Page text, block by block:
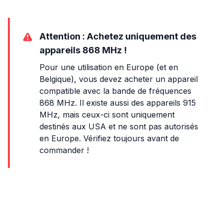
Attention : Achetez uniquement des
appareils 868 MHz !
Pour une utilisation en Europe (et en
Belgique), vous devez acheter un appareil
compatible avec la bande de fréquences
868 MHz. Il existe aussi des appareils 915
MHz, mais ceux-ci sont uniquement
destinés aux USA et ne sont pas autorisés
en Europe. Vérifiez toujours avant de
commander !